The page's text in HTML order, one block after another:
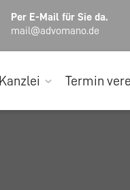
Per E-Mail für Sie da.
mail@advomano.de
Kanzlei Termin